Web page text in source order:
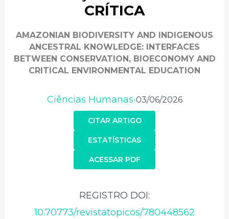
CRÍTICA
AMAZONIAN BIODIVERSITY AND INDIGENOUS
ANCESTRAL KNOWLEDGE: INTERFACES
BETWEEN CONSERVATION, BIOECONOMY AND
CRITICAL ENVIRONMENTAL EDUCATION
Ciências Humanas•03/06/2026
CITAR ARTIGO
ACESSAR PDF
ESTATÍSTICAS
REGISTRO DOI:
10.70773/revistatopicos/780448562